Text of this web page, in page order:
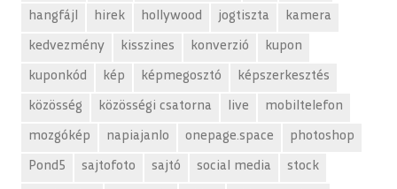
hangfájl hirek hollywood jogtiszta kamera
kedvezmény kisszines konverzió kupon
kuponkód kép képmegosztó képszerkesztés
közösség közösségi csatorna live mobiltelefon
mozgókép napiajanlo onepage.space photoshop
Pond5 sajtofoto sajtó social media stock